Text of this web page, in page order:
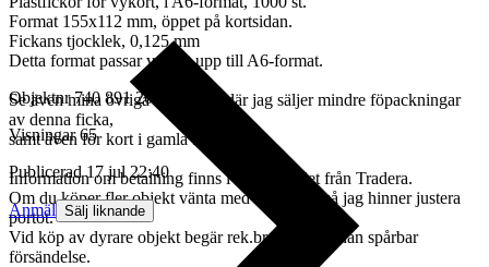
Format 155x112 mm, öppet på kortsidan.
Fickans tjocklek, 0,125 mm
Detta format passar vykort upp till A6-format.
Se även mina övriga auktioner, där jag säljer mindre föpackningar
av denna ficka,
samt även för kort i gamla formatet.
Information om betalning finns i vinnarmailet från Tradera.
Om du köper fler objekt vänta med att betala, så jag hinner justera
portot.
Vid köp av dyrare objekt begär rek.brev eller annan spårbar
försändelse.
Objektnr 740 891 204
Visningar 65
Publicerad 17 jul 22:40
Anmäl Sälj liknande